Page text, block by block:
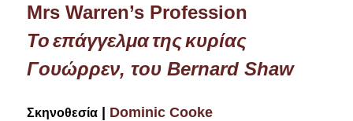
Mrs Warren’s Profession
Τοεπάγγελματηςκυρίας
Γουώρρεν, τουBernard Shaw
Σκηνοθεσία| Dominic Cooke